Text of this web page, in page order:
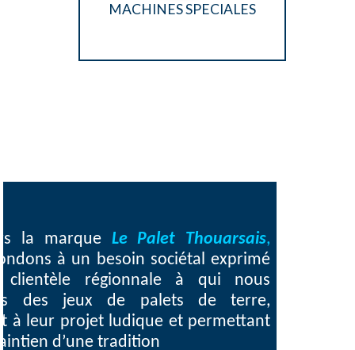
MACHINES SPECIALES
la marque Le Palet Thouarsais,
à un besoin sociétal exprimé
régionnale à qui nous
des jeux de palets de terre,
à leur projet ludique et permettant
d’une tradition